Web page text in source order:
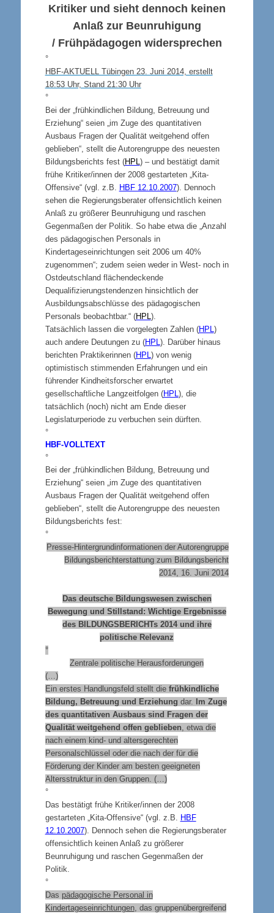
Kritiker und sieht dennoch keinen
Anlaß zur Beunruhigung
/ Frühpädagogen widersprechen
°
HBF-AKTUELL Tübingen 23. Juni 2014, erstellt
18:53 Uhr, Stand 21:30 Uhr
°
Bei der „frühkindlichen Bildung, Betreuung und
Erziehung“ seien „im Zuge des quantitativen
Ausbaus Fragen der Qualität weitgehend offen
geblieben“, stellt die Autorengruppe des neuesten
Bildungsberichts fest (HPL ) – und bestätigt damit
frühe Kritiker/innen der 2008 gestarteten „Kita-
Offensive“ (vgl. z.B. HBF 12.10.2007). Dennoch
sehen die Regierungsberater offensichtlich keinen
Anlaß zu größerer Beunruhigung und raschen
Gegenmaßen der Politik. So habe etwa die „Anzahl
des pädagogischen Personals in
Kindertageseinrichtungen seit 2006 um 40%
zugenommen“; zudem seien weder in West- noch in
Ostdeutschland flächendeckende
Dequalifizierungstendenzen hinsichtlich der
Ausbildungsabschlüsse des pädagogischen
Personals beobachtbar.“ (HPL ).
Tatsächlich lassen die vorgelegten Zahlen (HPL )
auch andere Deutungen zu (HPL ). Darüber hinaus
berichten Praktikerinnen (HPL ) von wenig
optimistisch stimmenden Erfahrungen und ein
führender Kindheitsforscher erwartet
gesellschaftliche Langzeitfolgen (HPL ), die
tatsächlich (noch) nicht am Ende dieser
Legislaturperiode zu verbuchen sein dürften.
°
HBF-VOLLTEXT
°
Bei der „frühkindlichen Bildung, Betreuung und
Erziehung“ seien „im Zuge des quantitativen
Ausbaus Fragen der Qualität weitgehend offen
geblieben“, stellt die Autorengruppe des neuesten
Bildungsberichts fest:
°
Presse-Hintergrundinformationen der Autorengruppe
Bildungsberichterstattung zum Bildungsbericht
2014, 16. Juni 2014
Das deutsche Bildungswesen zwischen
Bewegung und Stillstand: Wichtige Ergebnisse
des BILDUNGSBERICHTs 2014 und ihre
politische Relevanz
°
Zentrale politische Herausforderungen
(…)
Ein erstes Handlungsfeld stellt die frühkindliche
Bildung, Betreuung und Erziehung dar. Im Zuge
des quantitativen Ausbaus sind Fragen der
Qualität weitgehend offen geblieben , etwa die
nach einem kind- und altersgerechten
Personalschlüssel oder die nach der für die
Förderung der Kinder am besten geeigneten
Altersstruktur in den Gruppen. (…)
°
Das bestätigt frühe Kritiker/innen der 2008
gestarteten „Kita-Offensive“ (vgl. z.B. HBF
12.10.2007). Dennoch sehen die Regierungsberater
offensichtlich keinen Anlaß zu größerer
Beunruhigung und raschen Gegenmaßen der
Politik.
°
Das pädagogische Personal in
Kindertageseinrichtungen, das gruppenübergreifend